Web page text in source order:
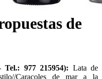
de
977 215954): Lata de
Caracoles de mar a la